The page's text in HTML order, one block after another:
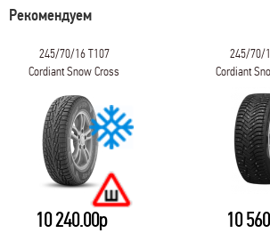
Рекомендуем
245/70/16 T107
Cordiant Snow Cross
10 240.00р
245/70/
Cordiant
SUV
10